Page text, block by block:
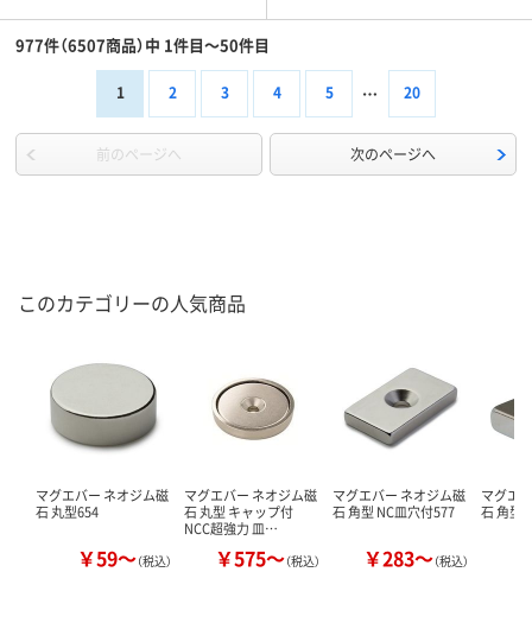
977件（6507商品）中 1件目～50件目
1 2 3 4 5 20
前のページへ 次のページへ
このカテゴリーの人気商品
マグエバー ネオジム磁
石 丸型654
￥59～（税込）
マグエバー ネオジム磁
石 丸型 キャップ付
NCC超強力 皿…
￥575～（税込）
マグエバー ネオジム磁
石 角型 NC皿穴付577
￥283～（税込）
マグエ
石 角型